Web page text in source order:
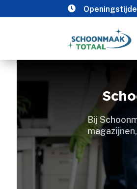

Bij